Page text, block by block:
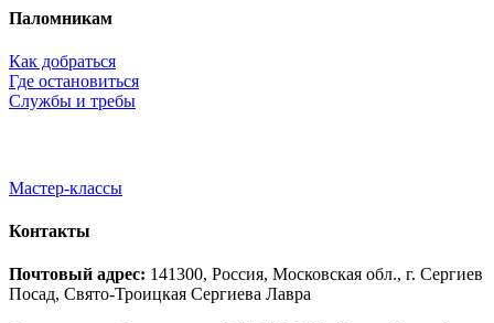
Паломникам
Как добраться
Где остановиться
Службы и требы
Мастер-классы
Контакты
Почтовый адрес: 141300, Россия, Московская обл., г. Сергиев
Посад, Свято-Троицкая Сергиева Лавра